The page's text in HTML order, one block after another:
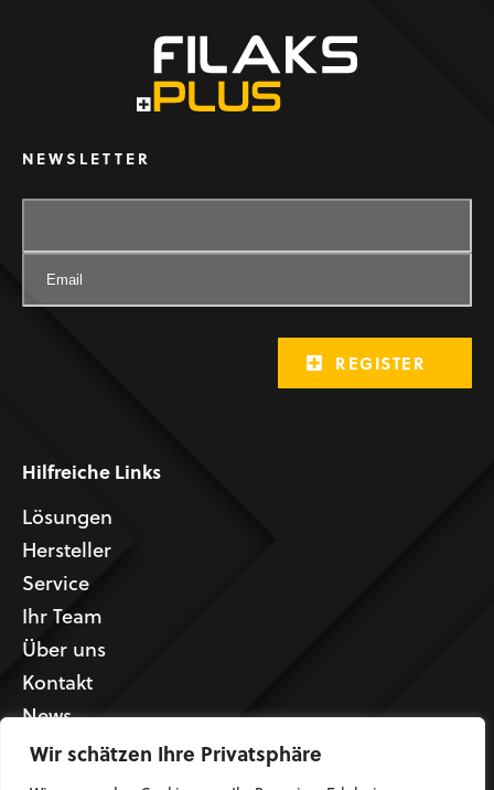
Wir schätzen Ihre Privatsphäre
NEWSLETTER
Hilfreiche Links
Lösungen
Hersteller
Service
Ihr Team
Über uns
Kontakt
News